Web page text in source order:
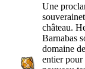
Une
château.
Barnabas
domaine
entier